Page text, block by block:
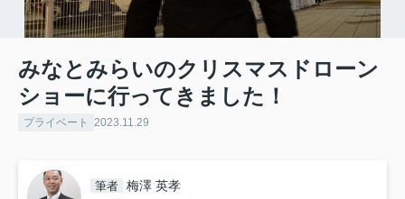
みなとみらいのクリスマスドローン
ショーに行ってきました！
プライベート 2023.11.29
筆者 梅澤 英孝